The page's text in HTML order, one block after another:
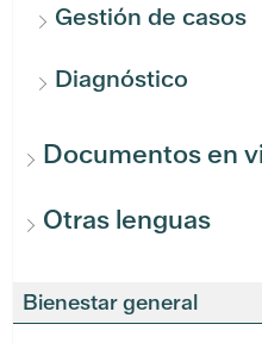
Gestión de casos
Diagnóstico
Documentos en
Otras lenguas
Bienestar general